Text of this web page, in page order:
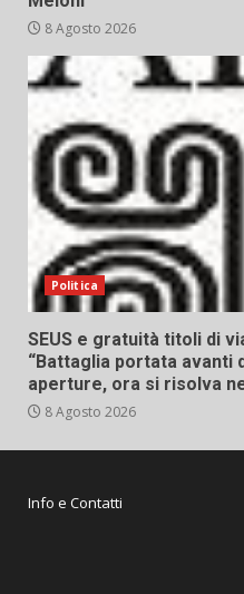
8 Agosto 2026
Politica
SEUS e gratuità titoli di
“Battaglia portata avanti
aperture, ora si risolva
8 Agosto 2026
Info e Contatti